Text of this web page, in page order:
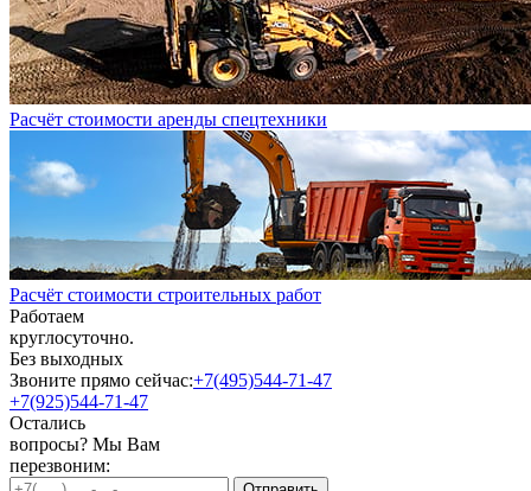
Расчёт стоимости аренды спецтехники
Расчёт стоимости строительных работ
Работаем
круглосуточно.
Без выходных
Звоните прямо сейчас:+7(495)544-71-47
+7(925)544-71-47
Остались
вопросы? Мы Вам
перезвоним: